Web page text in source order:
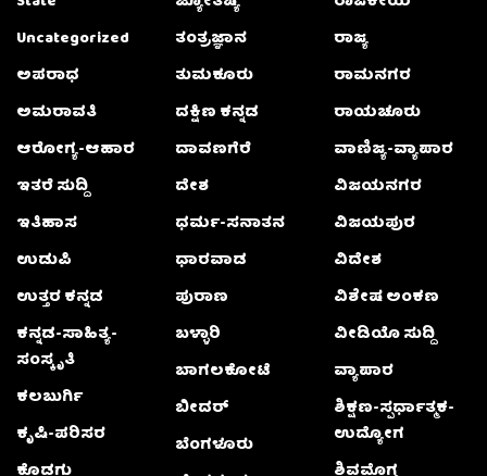
Uncategorized
ಅಪರಾಧ
ಅಮರಾವತಿ
ಆರೋಗ್ಯ-ಆಹಾರ
ಇತರೆ ಸುದ್ದಿ
ಇತಿಹಾಸ
ಉಡುಪಿ
ಉತ್ತರ ಕನ್ನಡ
ಕನ್ನಡ-ಸಾಹಿತ್ಯ-
ಸಂಸ್ಕೃತಿ
ಕಲಬುರ್ಗಿ
ಕೃಷಿ-ಪರಿಸರ
ತಂತ್ರಜ್ಞಾನ
ತುಮಕೂರು
ದಕ್ಷಿಣ ಕನ್ನಡ
ದಾವಣಗೆರೆ
ದೇಶ
ಧರ್ಮ-ಸನಾತನ
ಧಾರವಾಡ
ಪುರಾಣ
ಬಳ್ಳಾರಿ
ಬಾಗಲಕೋಟೆ
ಬೀದರ್
ಬೆಂಗಳೂರು
ರಾಜ್ಯ
ರಾಮನಗರ
ರಾಯಚೂರು
ವಾಣಿಜ್ಯ-ವ್ಯಾಪಾರ
ವಿಜಯನಗರ
ವಿಜಯಪುರ
ವಿದೇಶ
ವಿಶೇಷ ಅಂಕಣ
ವೀಡಿಯೊ ಸುದ್ದಿ
ವ್ಯಾಪಾರ
ಶಿಕ್ಷಣ-ಸ್ಪರ್ಧಾತ್ಮಕ-
ಉದ್ಯೋಗ